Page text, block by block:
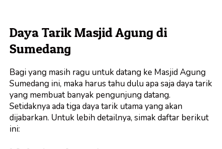
Daya Tarik Masjid Agung di
Sumedang
Bagi yang masih ragu untuk datang ke Masjid Agung
Sumedang ini, maka harus tahu dulu apa saja daya tarik
yang membuat banyak pengunjung datang.
Setidaknya ada tiga daya tarik utama yang akan
dijabarkan. Untuk lebih detailnya, simak daftar berikut
ini: